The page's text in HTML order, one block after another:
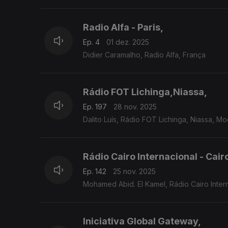
Radio Alfa - Paris,
Ep. 4
01 dez. 2025
Didier Caramalho, Radio Alfa, França
Rádio FOT Lichinga,Niassa,
Ep. 197
28 nov. 2025
Dalito Luís, Rádio FOT Lichinga, Niassa,
Rádio Cairo Internacional -
Ep. 142
25 nov. 2025
Mohamed Abid. El Kamel, Rádio Cairo
Iniciativa Global Gateway,